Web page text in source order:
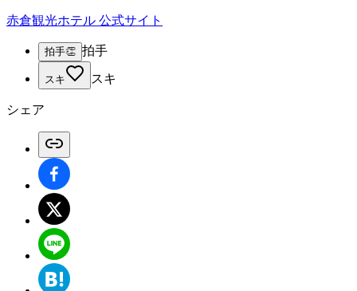
赤倉観光ホテル 公式サイト
拍手👏 拍手
スキ スキ
シェア